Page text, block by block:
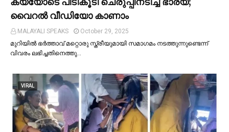
വൈറൽ വീഡിയോ കാണാം
MALAYALI SPEAKS
October 29, 2025
മുറിയില്‍ ഭർത്താവ് മറ്റൊരു സ്ത്രീയുമായി സമാഗമം നടത്തുന്നുണ്ടെന്ന്
വിവരം ലഭിച്ചതിനെത്തു…
VIRAL